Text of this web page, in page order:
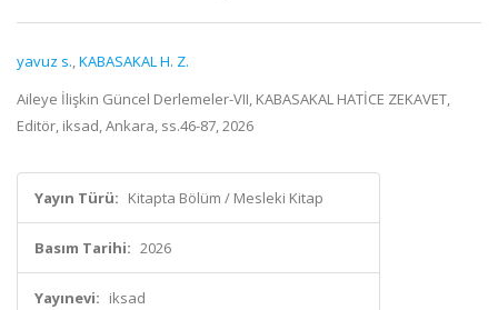
yavuz s.,KABASAKAL H. Z.
Aileye İlişkin Güncel Derlemeler-VII, KABASAKAL HATİCE ZEKAVET,
Editör, iksad, Ankara, ss.46-87, 2026
Yayın Türü: Kitapta Bölüm / Mesleki Kitap
Basım Tarihi: 2026
Yayınevi: iksad